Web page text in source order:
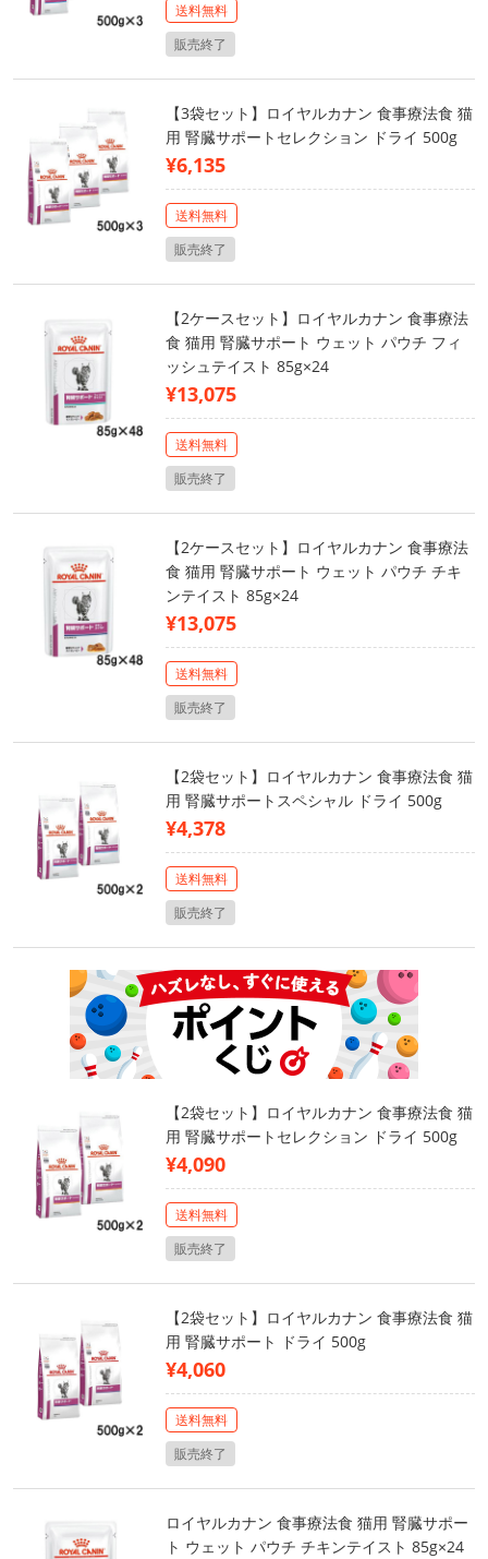
送料無料
販売終了
【3袋セット】ロイヤルカナン 食事療法食 猫
用 腎臓サポートセレクション ドライ 500g
¥6,135
送料無料
販売終了
【2ケースセット】ロイヤルカナン 食事療法
食 猫用 腎臓サポート ウェット パウチ フィ
ッシュテイスト 85g×24
¥13,075
送料無料
販売終了
【2ケースセット】ロイヤルカナン 食事療法
食 猫用 腎臓サポート ウェット パウチ チキ
ンテイスト 85g×24
¥13,075
送料無料
販売終了
【2袋セット】ロイヤルカナン 食事療法食 猫
用 腎臓サポートスペシャル ドライ 500g
¥4,378
送料無料
販売終了
【2袋セット】ロイヤルカナン 食事療法食 猫
用 腎臓サポートセレクション ドライ 500g
¥4,090
送料無料
販売終了
【2袋セット】ロイヤルカナン 食事療法食 猫
用 腎臓サポート ドライ 500g
¥4,060
送料無料
販売終了
ロイヤルカナン 食事療法食 猫用 腎臓サポー
ト ウェット パウチ チキンテイスト 85g×24